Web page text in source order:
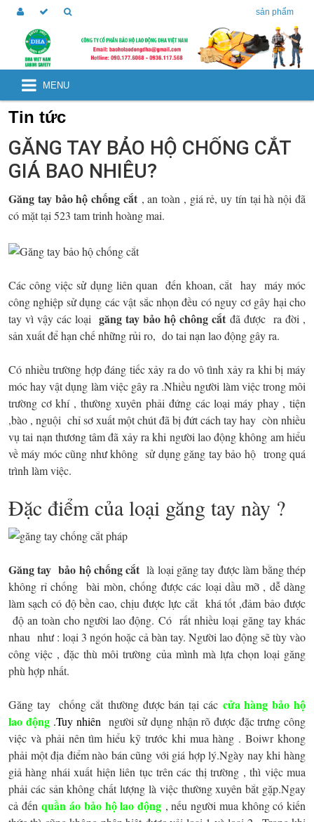
sản phẩm
MENU
Tin tức
GĂNG TAY BẢO HỘ CHỐNG CẮT
GIÁ BAO NHIÊU?
Găng tay bảo hộ chống cắt, an toàn , giá rẻ, uy tín tại hà nội đã
có mặt tại 523 tam trinh hoàng mai.
Các công việc sử dụng liên quan đến khoan, cắt hay máy móc
công nghiệp sử dụng các vật sắc nhọn đều có nguy cơ gây hại cho
tay vì vậy các loại găng tay bảo hộ chông cắt đã được ra đời ,
sản xuất để hạn chế những rủi ro, do tai nạn lao động gây ra.
Có nhiều trường hợp đáng tiếc xảy ra do vô tình xảy ra khi bị máy
móc hay vật dụng làm việc gây ra .Nhiều người làm việc trong môi
trường cơ khí , thường xuyên phải đứng các loại máy phay , tiện
,bào , nguội chỉ sơ xuất một chút đã bị đứt cách tay hay còn nhiều
vụ tai nạn thương tâm đã xảy ra khi người lao động không am hiểu
về máy móc cũng như không sử dụng găng tay bảo hộ trong quá
trình làm việc.
Đặc điểm của loại găng tay này ?
Găng tay bảo hộ chống cắt là loại găng tay được làm bằng thép
không rỉ chống bài mòn, chống được các loại dầu mỡ , dễ dàng
làm sạch có độ bền cao, chịu được lực cắt khá tốt ,đảm bảo được
độ an toàn cho người lao động. Có rất nhiều loại găng tay khác
nhau như : loại 3 ngón hoặc cả bàn tay. Người lao động sẽ tùy vào
công việc , đặc thù môi trường của mình mà lựa chọn loại găng
phù hợp nhất.
Găng tay chống cắt thường được bán tại các cửa hàng bảo hộ
lao động .Tuy nhiên người sử dụng nhận rõ được đặc trưng công
việc và phải nên tìm hiểu kỹ trước khi mua hàng . Boiwr khong
phải một địa điểm nào bán cũng với giá hợp lý.Ngày nay khi hàng
giả hàng nhái xuất hiện liên tục trên các thị trường , thì việc mua
phải các sản không chất lượng là việc thường xuyên bắt gặp.Ngay
cả đến quần áo bảo hộ lao động , nếu người mua không có kiến